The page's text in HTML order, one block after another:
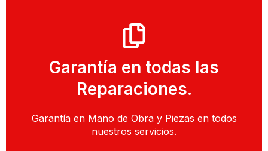
Garantía en todas las
Reparaciones.
Garantía en Mano de Obra y Piezas en todos
nuestros servicios.
Reparación de Frigoríficos
Llamar y Solicitar Técnico
Llamar